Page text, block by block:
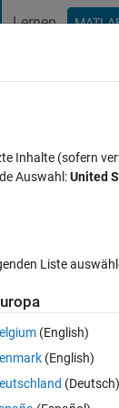
Lernen
together in
plot? thank you
Inhalte (sofern
Auswahl:United
Liste
(English)
(English)
(Deutsch)